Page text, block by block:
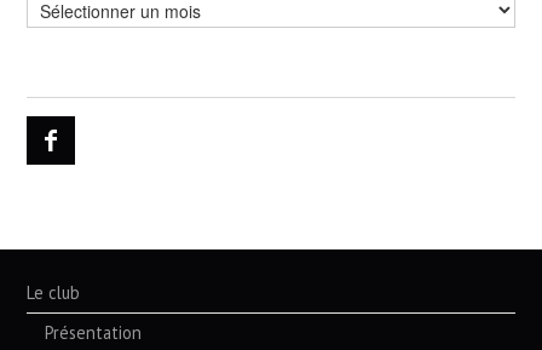
Le club
Présentation